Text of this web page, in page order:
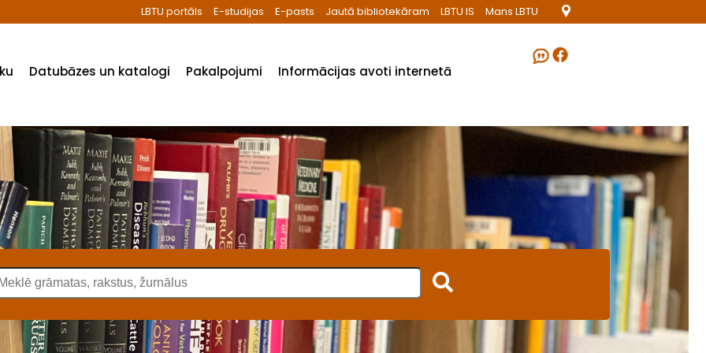
LBTU portāls E-studijas E-pasts Jautā bibliotekāram LBTU IS Mans LBTU
Datubāzes un katalogi Pakalpojumi
Informācijas avoti internetā